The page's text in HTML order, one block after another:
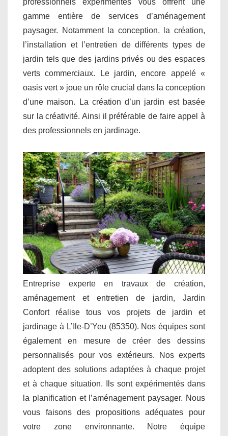
professionnels expérimentés vous offrent une
gamme entière de services d’aménagement
paysager. Notamment la conception, la création,
l’installation et l’entretien de différents types de
jardin tels que des jardins privés ou des espaces
verts commerciaux. Le jardin, encore appelé «
oasis vert » joue un rôle crucial dans la conception
d’une maison. La création d’un jardin est basée
sur la créativité. Ainsi il préférable de faire appel à
des professionnels en jardinage.
Entreprise experte en travaux de création,
aménagement et entretien de jardin, Jardin
Confort réalise tous vos projets de jardin et
jardinage à L’Ile-D’Yeu (85350). Nos équipes sont
également en mesure de créer des dessins
personnalisés pour vos extérieurs. Nos experts
adoptent des solutions adaptées à chaque projet
et à chaque situation. Ils sont expérimentés dans
la planification et l’aménagement paysager. Nous
vous faisons des propositions adéquates pour
votre zone environnante. Notre équipe